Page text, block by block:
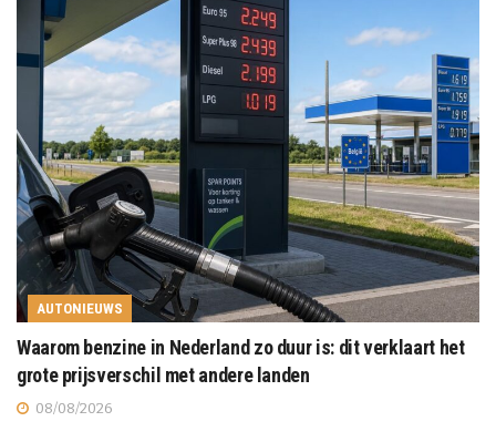
AUTONIEUWS
Waarom benzine in Nederland zo duur is: dit verklaart het
grote prijsverschil met andere landen
08/08/2026